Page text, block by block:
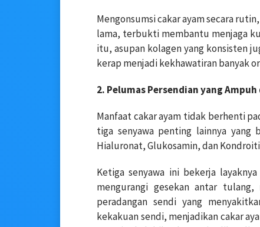
Mengonsumsi cakar ayam secara
lama, terbukti membantu menjaga
itu, asupan kolagen yang konsisten
kerap menjadi kekhawatiran banyak
2. Pelumas Persendian yang Ampuh
Manfaat cakar ayam tidak berhenti
tiga senyawa penting lainnya yang
Hialuronat, Glukosamin, dan
Ketiga senyawa ini bekerja
mengurangi gesekan antar
peradangan sendi yang
kekakuan sendi, menjadikan cakar